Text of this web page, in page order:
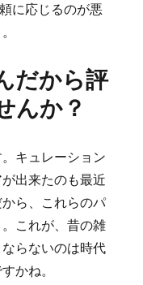
に応じるのが悪
だから評
んか？
キュレーション
出来たのも最近
ら、これらのパ
これが、昔の雑
らないのは時代
かね。